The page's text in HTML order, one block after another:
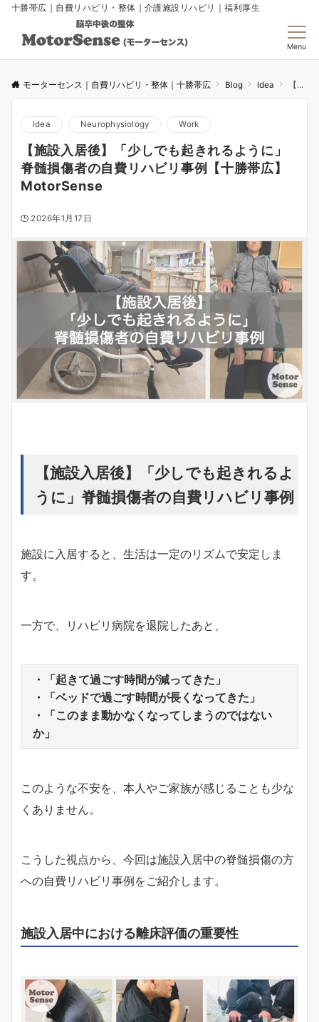
十勝帯広｜自費リハビリ・整体｜介護施設リハビリ｜福利厚生
Menu
モーターセンス｜自費リハビリ・整体｜十勝帯広 Blog Idea 【施設入居後】「少しでも起きれるように」脊髄損傷者の自費リハビリ事例【十勝帯広】MotorSense
Idea Neurophysiology Work
【施設入居後】「少しでも起きれるように」
脊髄損傷者の自費リハビリ事例【十勝帯広】
MotorSense
2026年1月17日
【施設入居後】「少しでも起きれるよ
うに」脊髄損傷者の自費リハビリ事例
施設に入居すると、生活は一定のリズムで安定しま
す。
一方で、リハビリ病院を退院したあと、
・「起きて過ごす時間が減ってきた」
・「ベッドで過ごす時間が長くなってきた」
・「このまま動かなくなってしまうのではない
か」
このような不安を、本人やご家族が感じることも少な
くありません。
こうした視点から、今回は施設入居中の脊髄損傷の方
への自費リハビリ事例をご紹介します。
施設入居中における離床評価の重要性